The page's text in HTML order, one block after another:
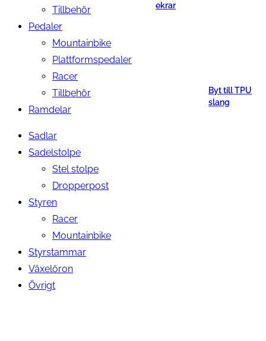
Tillbehör
Pedaler
Mountainbike
Plattformspedaler
Racer
Tillbehör
Ramdelar
Sadlar
Sadelstolpe
Stel stolpe
Dropperpost
Styren
Racer
Mountainbike
Styrstammar
Växelöron
Övrigt
ekrar
Byt till TPU
slang